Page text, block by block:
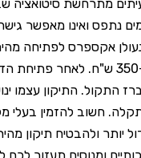
מתרחשת סיטואציה שבה
ואינו מאפשר גישה
350 ש"ח. לאחר פתיחת
להזמין בעלי
ולהבטיח תיקון מהיר